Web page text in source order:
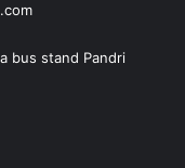
bus stand Pandri